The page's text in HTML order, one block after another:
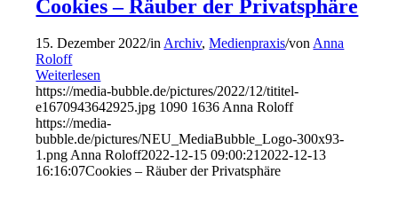
Cookies – Räuber der Privatsphäre
15. Dezember 2022/inArchiv,Medienpraxis/vonAnna
Roloff
Weiterlesen
https://media-bubble.de/pictures/2022/12/tititel-
e1670943642925.jpg 1090 1636 Anna Roloff
https://media-
bubble.de/pictures/NEU_MediaBubble_Logo-300x93-
1.png Anna Roloff2022-12-15 09:00:212022-12-13
16:16:07Cookies – Räuber der Privatsphäre